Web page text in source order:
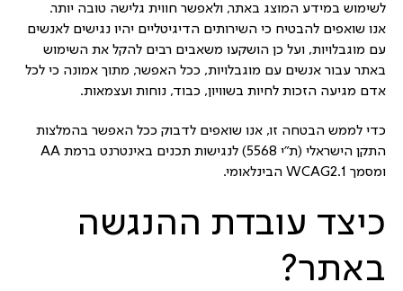
לשימוש במידע המוצג באתר, ולאפשר חווית גלישה טובה יותר.
אנו שואפים להבטיח כי השירותים הדיגיטליים יהיו נגישים לאנשים
עם מוגבלויות, ועל כן הושקעו משאבים רבים להקל את השימוש
באתר עבור אנשים עם מוגבלויות, ככל האפשר, מתוך אמונה כי לכל
אדם מגיעה הזכות לחיות בשוויון, כבוד, נוחות ועצמאות.
כדי לממש הבטחה זו, אנו שואפים לדבוק ככל האפשר בהמלצות
התקן הישראלי (ת”י 5568) לנגישות תכנים באינטרנט ברמת AA
ומסמך WCAG2.1 הבינלאומי.
כיצד עובדת ההנגשה
באתר?